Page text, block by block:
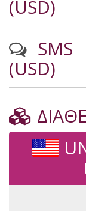
(USD)
SMS
(USD)